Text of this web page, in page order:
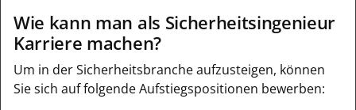
Wie kann man als Sicherheitsingenieur
Karriere machen?
Um in der Sicherheitsbranche aufzusteigen, können
Sie sich auf folgende Aufstiegspositionen bewerben: